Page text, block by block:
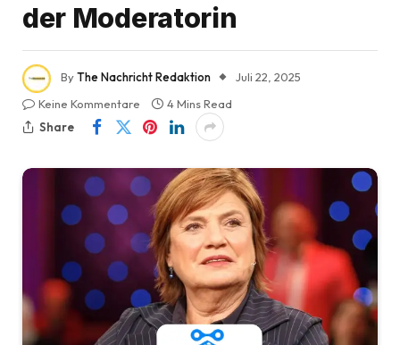
der Moderatorin
ByThe Nachricht Redaktion
Juli 22, 2025
Keine Kommentare
4 Mins Read
Share